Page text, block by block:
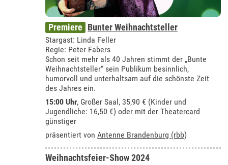
Premiere Bunter Weihnachtsteller
Stargast: Linda Feller
Regie: Peter Fabers
Schon seit mehr als 40 Jahren stimmt der „Bunte
Weihnachtsteller“ sein Publikum besinnlich,
humorvoll und unterhaltsam auf die schönste Zeit
des Jahres ein.
15:00 Uhr, Großer Saal , 35,90 € (Kinder und
Jugendliche: 16,50 €) oder mit derTheatercard
günstiger
präsentiert vonAntenne Brandenburg (rbb)
Weihnachtsfeier-Show 2024